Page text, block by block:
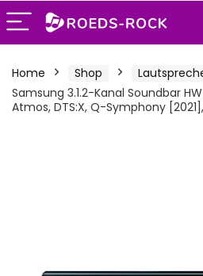
Home Shop
Samsung 3.1.2-Kanal Soundbar
Atmos, DTS:X, Q-Symphony